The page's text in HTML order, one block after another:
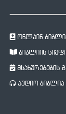
ონლაინ
ბიბლიის
მსახურებების
აუდიო ბიბლია